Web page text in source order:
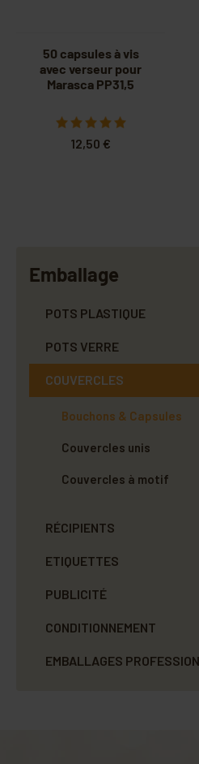
50 capsules à vis
avec verseur pour
Marasca PP31,5
12,50 €
Emballage
POTS PLASTIQUE
POTS VERRE
COUVERCLES
Bouchons & Capsules
Couvercles unis
Couvercles à motif
RÉCIPIENTS
ETIQUETTES
PUBLICITÉ
CONDITIONNEMENT
EMBALLAGES